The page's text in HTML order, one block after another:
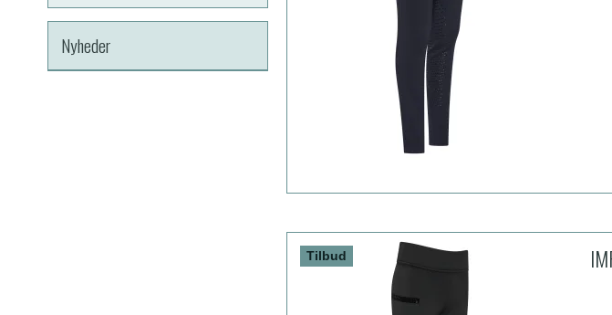
Nyheder
Tilbud